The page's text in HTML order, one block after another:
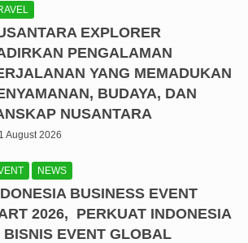
EXPLORER
PENGALAMAN
YANG MEMADUKAN
BUDAYA, DAN
NUSANTARA
1 August 2026
NEWS
BUSINESS EVENT
2026, PERKUAT INDONESIA
BISNIS EVENT GLOBAL